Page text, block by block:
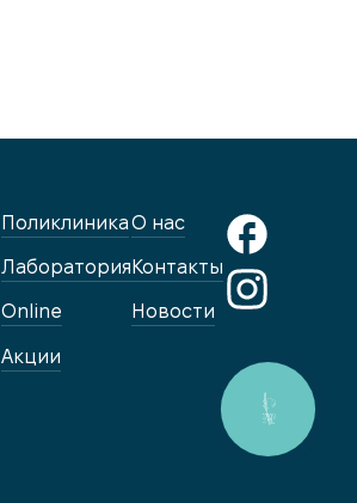
Поликлиника
Лаборатория
Online
Акции
О нас
Контакты
Новости
КНОПКА
ЗВ'ЯЗКУ